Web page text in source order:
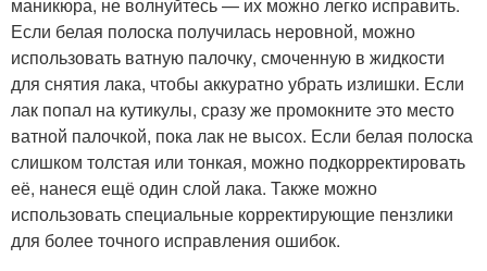
Если белая полоска получилась неровной, можно
использовать ватную палочку, смоченную в жидкости
для снятия лака, чтобы аккуратно убрать излишки. Если
лак попал на кутикулы, сразу же промокните это место
ватной палочкой, пока лак не высох. Если белая полоска
слишком толстая или тонкая, можно подкорректировать
её, нанеся ещё один слой лака. Также можно
использовать специальные корректирующие пензлики
для более точного исправления ошибок.